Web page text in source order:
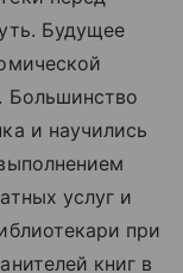
Будущее
Большинство
и научились
услуг и
при
книг в